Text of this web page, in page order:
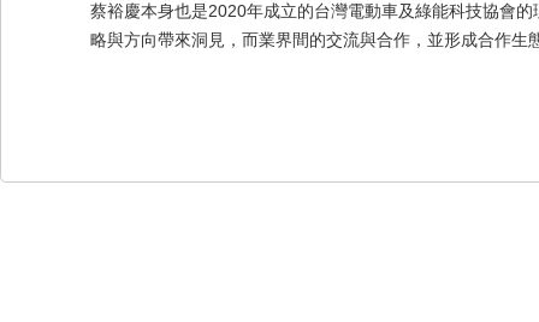
蔡裕慶本身也是2020年成立的台灣電動車及綠能科技協會
略與方向帶來洞見，而業界間的交流與合作，並形成合作